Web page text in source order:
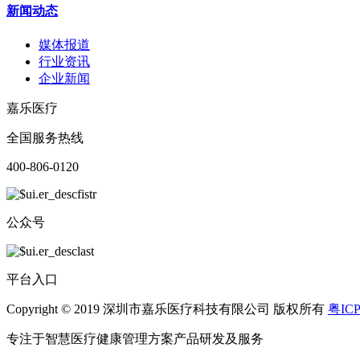
新闻动态
媒体报道
行业资讯
企业新闻
嘉乐医疗
全国服务热线
400-806-0120
公众号
平台入口
Copyright © 2019 深圳市嘉乐医疗科技有限公司 版权所有 粤
专注于智慧医疗健康管理方案产品研发及服务